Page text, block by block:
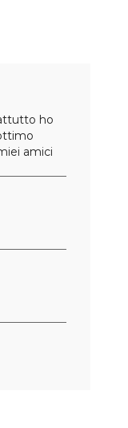
ho
amici